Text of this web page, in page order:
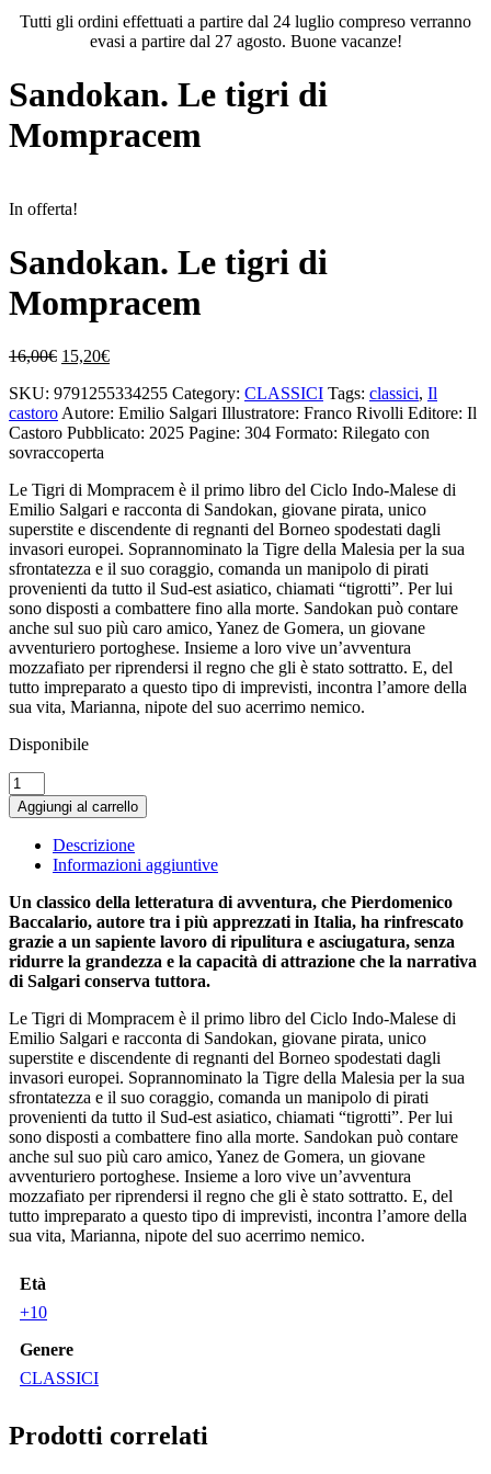
Tutti gli ordini effettuati a partire dal 24 luglio compreso verranno
evasi a partire dal 27 agosto. Buone vacanze!
Sandokan. Le tigri di
Mompracem
In offerta!
Sandokan. Le tigri di
Mompracem
16,00€ Il
originale
era:
16,00€.
15,20€Il
attuale
è:
15,20€.
SKU: 9791255334255 Category: CLASSICI Tags: classici, Il
castoroAutore: Emilio Salgari Illustratore: Franco Rivolli Editore: Il
Castoro Pubblicato: 2025 Pagine: 304 Formato: Rilegato con
sovraccoperta
Le Tigri di Mompracem è il primo libro del Ciclo Indo-Malese di
Emilio Salgari e racconta di Sandokan, giovane pirata, unico
superstite e discendente di regnanti del Borneo spodestati dagli
invasori europei. Soprannominato la Tigre della Malesia per la sua
sfrontatezza e il suo coraggio, comanda un manipolo di pirati
provenienti da tutto il Sud-est asiatico, chiamati “tigrotti”. Per lui
sono disposti a combattere fino alla morte. Sandokan può contare
anche sul suo più caro amico, Yanez de Gomera, un giovane
avventuriero portoghese. Insieme a loro vive un’avventura
mozzafiato per riprendersi il regno che gli è stato sottratto. E, del
tutto impreparato a questo tipo di imprevisti, incontra l’amore della
sua vita, Marianna, nipote del suo acerrimo nemico.
Disponibile
Sandokan.
Le
tigri
Mompracem
quantità
Aggiungi al carrello
Descrizione
Informazioni aggiuntive
Un classico della letteratura di avventura, che Pierdomenico
Baccalario, autore tra i più apprezzati in Italia, ha rinfrescato
grazie a un sapiente lavoro di ripulitura e asciugatura, senza
ridurre la grandezza e la capacità di attrazione che la narrativa
di Salgari conserva tuttora.
Le Tigri di Mompracem è il primo libro del Ciclo Indo-Malese di
Emilio Salgari e racconta di Sandokan, giovane pirata, unico
superstite e discendente di regnanti del Borneo spodestati dagli
invasori europei. Soprannominato la Tigre della Malesia per la sua
sfrontatezza e il suo coraggio, comanda un manipolo di pirati
provenienti da tutto il Sud-est asiatico, chiamati “tigrotti”. Per lui
sono disposti a combattere fino alla morte. Sandokan può contare
anche sul suo più caro amico, Yanez de Gomera, un giovane
avventuriero portoghese. Insieme a loro vive un’avventura
mozzafiato per riprendersi il regno che gli è stato sottratto. E, del
tutto impreparato a questo tipo di imprevisti, incontra l’amore della
sua vita, Marianna, nipote del suo acerrimo nemico.
Età
+10
Genere
CLASSICI
Prodotti correlati